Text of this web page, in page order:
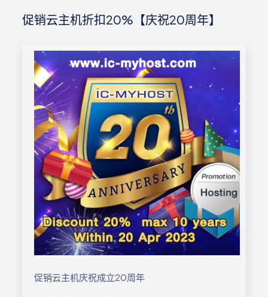
促销云主机折扣20%【庆祝20周年】
促销云主机庆祝成立20周年